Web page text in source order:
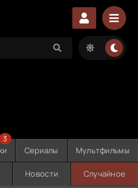
3
Сериалы Мультфильмы
Новости Случайное